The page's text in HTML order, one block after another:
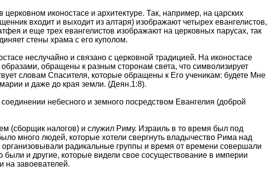
иконостасе и архитектуре. Так, например, на царских
входит и выходит из алтаря) изображают четырех евангелистов,
и еще трех евангелистов изображают на церковных парусах, так
стены храма с его куполом.
неслучайно и связано с церковной традицией. На иконостасе
обращены к разным сторонам света, что символизирует
словам Спасителя, которые обращены к Его ученикам: будете Мне
и даже до края земли. (Деян.1:8).
небесного и земного посредством Евангелия (доброй
(сборщик налогов) и служил Риму. Израиль в то время был под
много людей, которые хотели свергнуть владычество Рима над
радикальные группы и время от времени совершали
были и другие, которые видели свое сосуществование в империи
на завоевателей.